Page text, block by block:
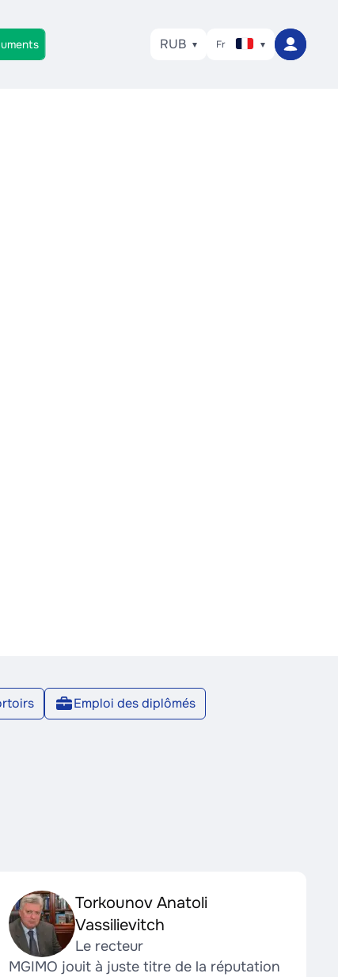
RUB Fr
Emploi des diplômés
Torkounov Anatoli
Vassilievitch
Le recteur
MGIMO jouit à juste titre de la réputation